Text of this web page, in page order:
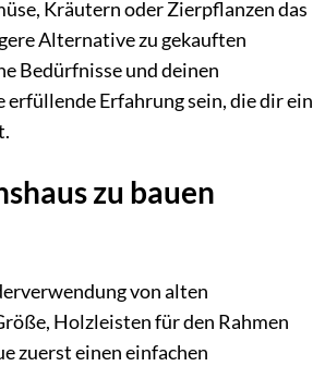
Kräutern oder Zierpflanzen das
Alternative zu gekauften
Bedürfnisse und deinen
erfüllende Erfahrung sein, die dir ein
zu bauen
von alten
Holzleisten für den Rahmen
zuerst einen einfachen